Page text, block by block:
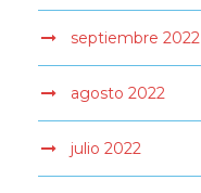
septiembre 2022
agosto 2022
julio 2022